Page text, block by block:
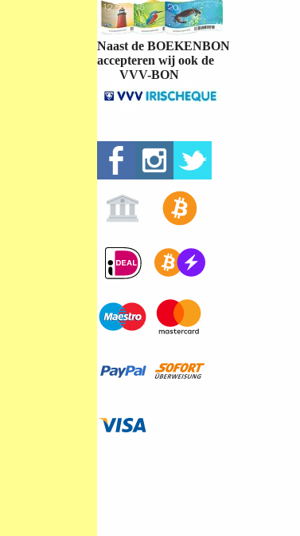
Naast de BOEKENBON
accepteren wij ook de
VVV-BON